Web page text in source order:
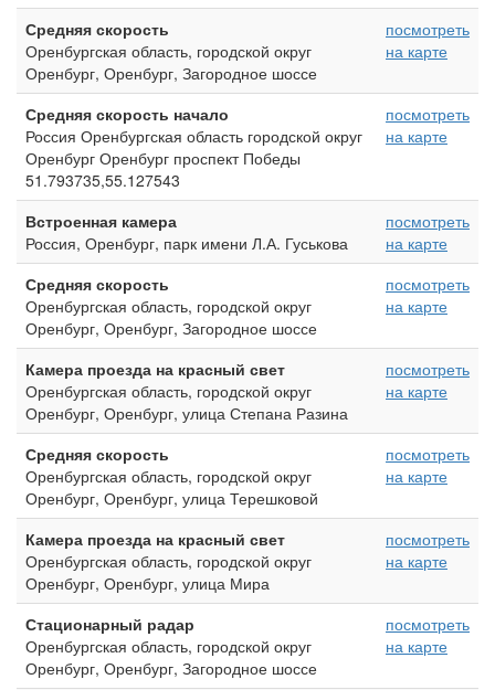
Средняя скорость
Оренбургская область, городской округ
Оренбург, Оренбург, Загородное шоссе
посмотреть
на карте
Средняя скорость начало
Россия Оренбургская область городской округ
Оренбург Оренбург проспект Победы
51.793735,55.127543
посмотреть
на карте
Встроенная камера
Россия, Оренбург, парк имени Л.А. Гуськова
посмотреть
на карте
Средняя скорость
Оренбургская область, городской округ
Оренбург, Оренбург, Загородное шоссе
посмотреть
на карте
Камера проезда на красный свет
Оренбургская область, городской округ
Оренбург, Оренбург, улица Степана Разина
посмотреть
на карте
Средняя скорость
Оренбургская область, городской округ
Оренбург, Оренбург, улица Терешковой
посмотреть
на карте
Камера проезда на красный свет
Оренбургская область, городской округ
Оренбург, Оренбург, улица Мира
посмотреть
на карте
Стационарный радар
Оренбургская область, городской округ
Оренбург, Оренбург, Загородное шоссе
посмотреть
на карте